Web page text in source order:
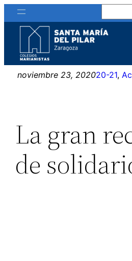
Saltar
al
contenido
noviembre 23, 202020-21,
La gran
de